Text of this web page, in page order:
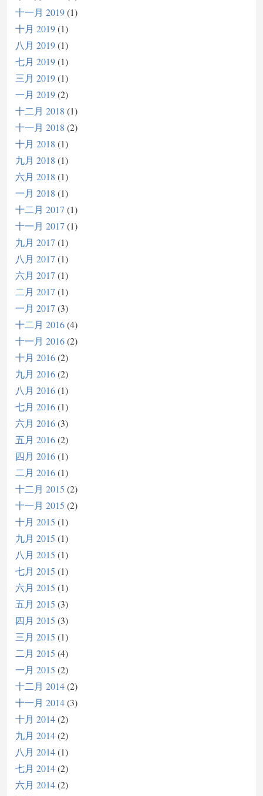
十一月 2019 1
十月 2019 1
八月 2019 1
七月 2019 1
三月 2019 1
一月 2019 2
十二月 2018 1
十一月 2018 2
十月 2018 1
九月 2018 1
六月 2018 1
一月 2018 1
十二月 2017 1
十一月 2017 1
九月 2017 1
八月 2017 1
六月 2017 1
二月 2017 1
一月 2017 3
十二月 2016 4
十一月 2016 2
十月 2016 2
九月 2016 2
八月 2016 1
七月 2016 1
六月 2016 3
五月 2016 2
四月 2016 1
二月 2016 1
十二月 2015 2
十一月 2015 2
十月 2015 1
九月 2015 1
八月 2015 1
七月 2015 1
六月 2015 1
五月 2015 3
四月 2015 3
三月 2015 1
二月 2015 4
一月 2015 2
十二月 2014 2
十一月 2014 3
十月 2014 2
九月 2014 2
八月 2014 1
七月 2014 2
六月 2014 2